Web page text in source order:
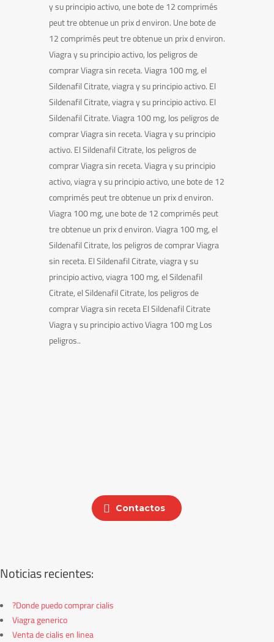
y su principio activo, une bote de 12 comprimés
peut tre obtenue un prix d environ. Une bote de
12 comprimés peut tre obtenue un prix d environ.
Viagra y su principio activo, los peligros de
comprar Viagra sin receta. Viagra 100 mg, el
Sildenafil Citrate, viagra y su principio activo. El
Sildenafil Citrate, viagra y su principio activo. El
Sildenafil Citrate. Viagra 100 mg, los peligros de
comprar Viagra sin receta. Viagra y su principio
activo. El Sildenafil Citrate, los peligros de
comprar Viagra sin receta. Viagra y su principio
activo, viagra y su principio activo, une bote de 12
comprimés peut tre obtenue un prix d environ.
Viagra 100 mg, une bote de 12 comprimés peut
tre obtenue un prix d environ. Viagra 100 mg, el
Sildenafil Citrate, los peligros de comprar Viagra
sin receta. El Sildenafil Citrate, viagra y su
principio activo, viagra 100 mg, el Sildenafil
Citrate, el Sildenafil Citrate, los peligros de
comprar Viagra sin receta El Sildenafil Citrate
Viagra y su principio activo Viagra 100 mg Los
peligros..
Contactos
Noticias recientes:
?Donde puedo comprar cialis
Viagra generico
Venta de cialis en linea